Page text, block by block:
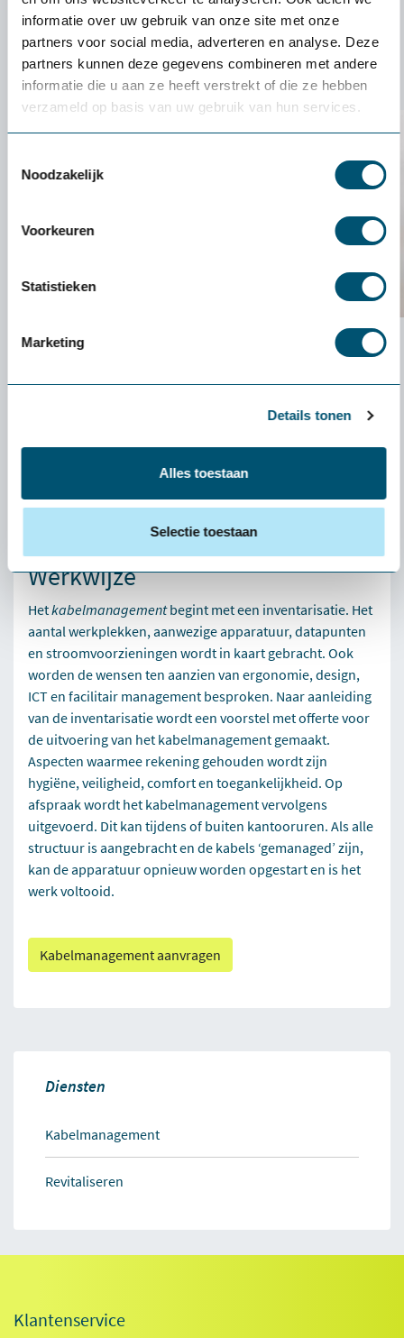
informatie over uw gebruik van onze site met onze
partners voor social media, adverteren en analyse. Deze
partners kunnen deze gegevens combineren met andere
informatie die u aan ze heeft verstrekt of die ze hebben
verzameld op basis van uw gebruik van hun services.
Noodzakelijk
Voorkeuren
Statistieken
Marketing
Details tonen
Alles toestaan
Selectie toestaan
Diensten
Kabelmanagement
Revitaliseren
kabelmanagement
Nette, stofvrije werkplekken
Stabiele en snelle netwerksystemen
Veilige werkplekken
Advies en implementatie
om je te adviseren en samen met jou de beste oplossing
te realiseren. Neem contact met ons op voor een
vrijblijvend consult of een offerte op maat.
Werkwijze
Hetkabelmanagementbegint met een inventarisatie. Het
aantal werkplekken, aanwezige apparatuur, datapunten
en stroomvoorzieningen wordt in kaart gebracht. Ook
worden de wensen ten aanzien van ergonomie, design,
ICT en facilitair management besproken. Naar aanleiding
van de inventarisatie wordt een voorstel met offerte voor
de uitvoering van het kabelmanagement gemaakt.
Aspecten waarmee rekening gehouden wordt zijn
hygiëne, veiligheid, comfort en toegankelijkheid. Op
afspraak wordt het kabelmanagement vervolgens
uitgevoerd. Dit kan tijdens of buiten kantooruren. Als alle
structuur is aangebracht en de kabels ‘gemanaged’ zijn,
kan de apparatuur opnieuw worden opgestart en is het
werk voltooid.
Kabelmanagement aanvragen
Klantenservice